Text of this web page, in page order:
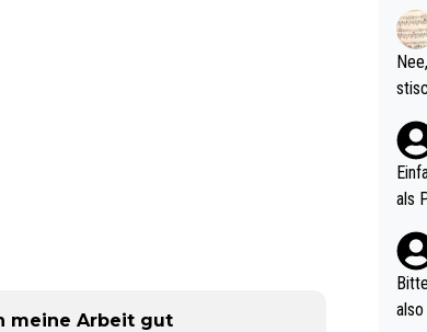
meine Arbeit gut
d
(in
als
nes
ttler
vV
als